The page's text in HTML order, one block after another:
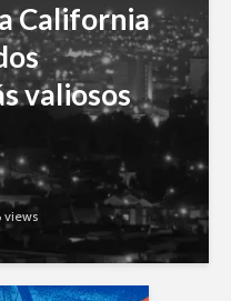
California
valiosos
views